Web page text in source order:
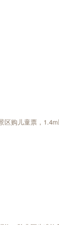
区购儿童票，